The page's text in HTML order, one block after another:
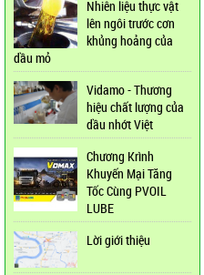
Nhiên liệu thực vật
lên ngôi trước cơn
khủng hoảng của
dầu mỏ
Vidamo - Thương
hiệu chất lượng của
dầu nhớt Việt
Chương Krình
Khuyến Mại Tăng
Tốc Cùng PVOIL
LUBE
Lời giới thiệu